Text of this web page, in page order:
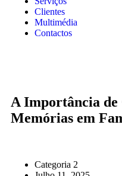
Clientes
Multimédia
Contactos
A Importância
Memórias em
Categoria 2